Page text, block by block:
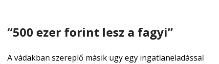
“500 ezer forint lesz a fagyi”
A vádakban szereplő másik ügy egy ingatlaneladással